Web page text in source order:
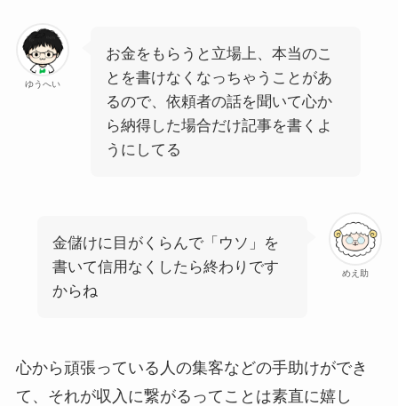
ゆうへい
お金をもらうと立場上、本当のこ
とを書けなくなっちゃうことがあ
るので、依頼者の話を聞いて心か
ら納得した場合だけ記事を書くよ
うにしてる
めえ助
金儲けに目がくらんで「ウソ」を
書いて信用なくしたら終わりです
からね
心から頑張っている人の集客などの手助けができ
て、それが収入に繋がるってことは素直に嬉し